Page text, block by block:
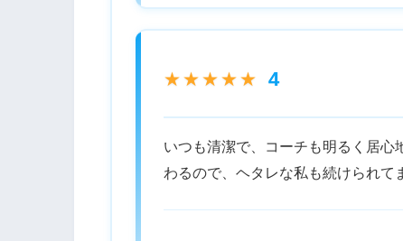
★★★★★ 4
いつも清潔で、コーチも明るく居
わるので、ヘタレな私も続けられて